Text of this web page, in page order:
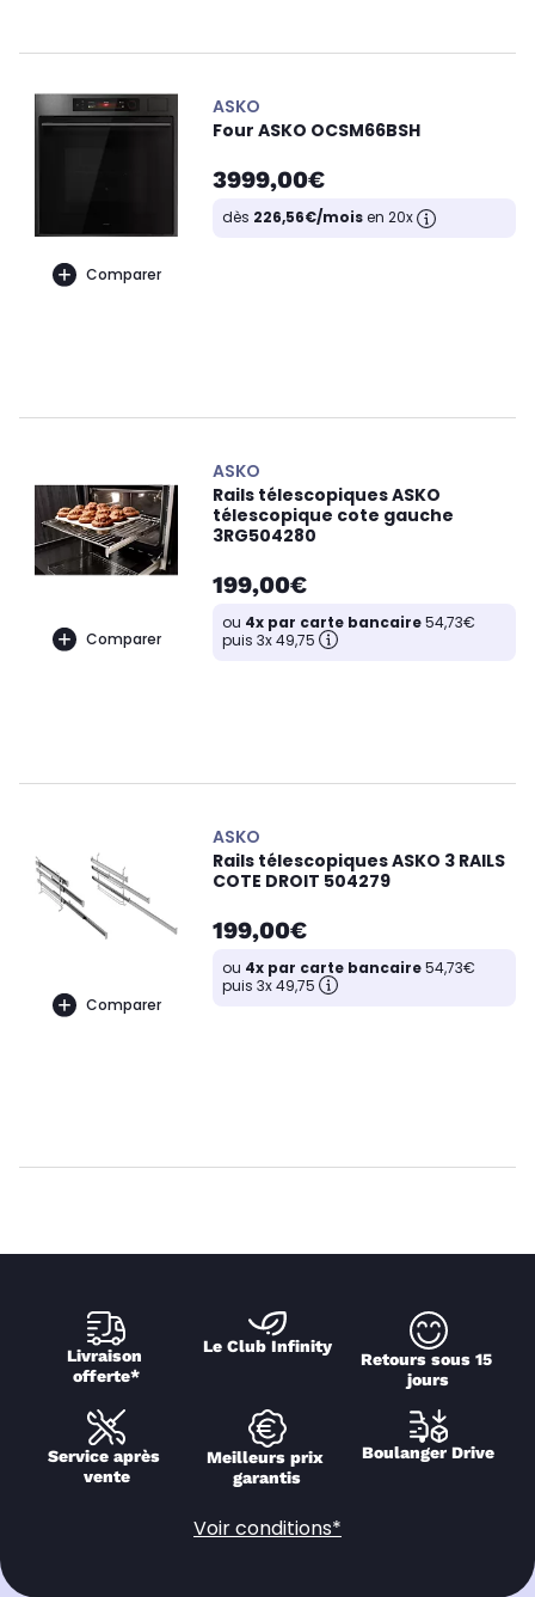
Comparer
ASKO
Four ASKO OCSM66BSH
3999,00€
dès 226,56€/moisen 20x
Comparer
ASKO
Rails télescopiques ASKO
télescopique cote gauche
3RG504280
199,00€
ou 4x par carte bancaire54,73€
puis 3x 49,75
Comparer
ASKO
Rails télescopiques ASKO 3 RAILS
COTE DROIT 504279
199,00€
ou 4x par carte bancaire54,73€
puis 3x 49,75
Livraison
offerte*
Le Club Infinity
Retours sous 15
jours
Service après
vente
Meilleurs prix
garantis
Boulanger Drive
Voir conditions*